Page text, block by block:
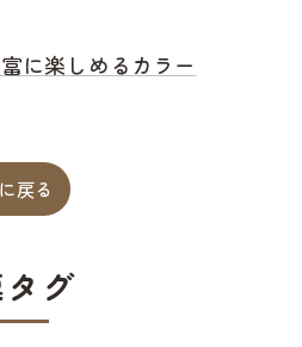
に楽しめるカラー
戻る
グ